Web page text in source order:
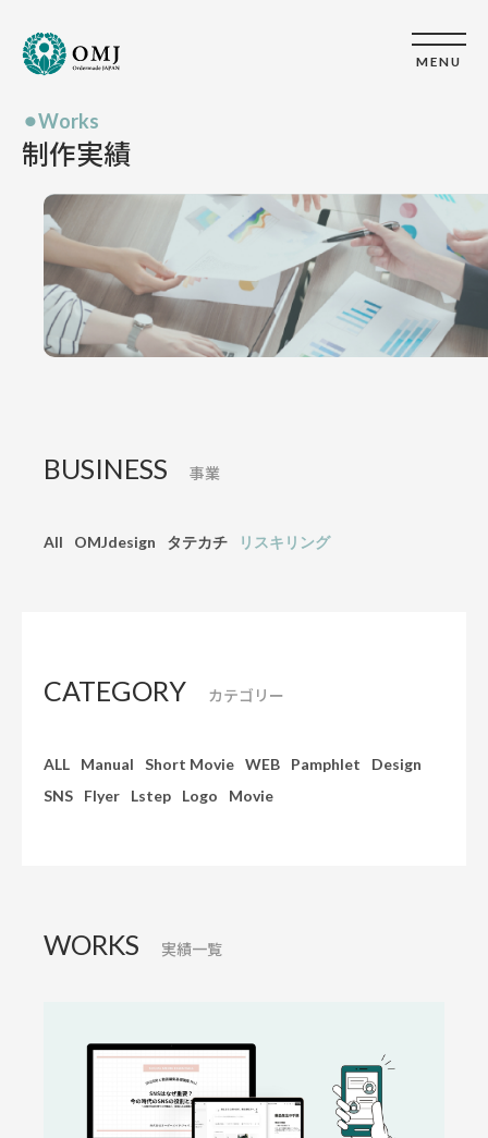
MENU
Works
制作実績
BUSINESS 事業
All OMJdesign タテカチ リスキリング
CATEGORY カテゴリー
ALL Manual Short Movie WEB Pamphlet
Design
SNS
Flyer Lstep Logo Movie
WORKS 実績一覧